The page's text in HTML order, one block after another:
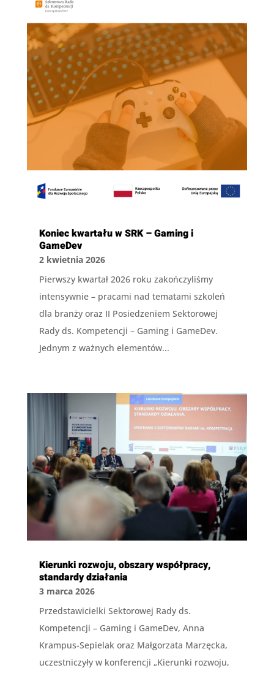
Koniec kwartału w SRK – Gaming i
GameDev
2 kwietnia 2026
Pierwszy kwartał 2026 roku zakończyliśmy
intensywnie – pracami nad tematami szkoleń
dla branży oraz II Posiedzeniem Sektorowej
Rady ds. Kompetencji – Gaming i GameDev.
Jednym z ważnych elementów...
Kierunki rozwoju, obszary współpracy,
standardy działania
3 marca 2026
Przedstawicielki Sektorowej Rady ds.
Kompetencji – Gaming i GameDev, Anna
Krampus-Sepielak oraz Małgorzata Marzęcka,
uczestniczyły w konferencji „Kierunki rozwoju,